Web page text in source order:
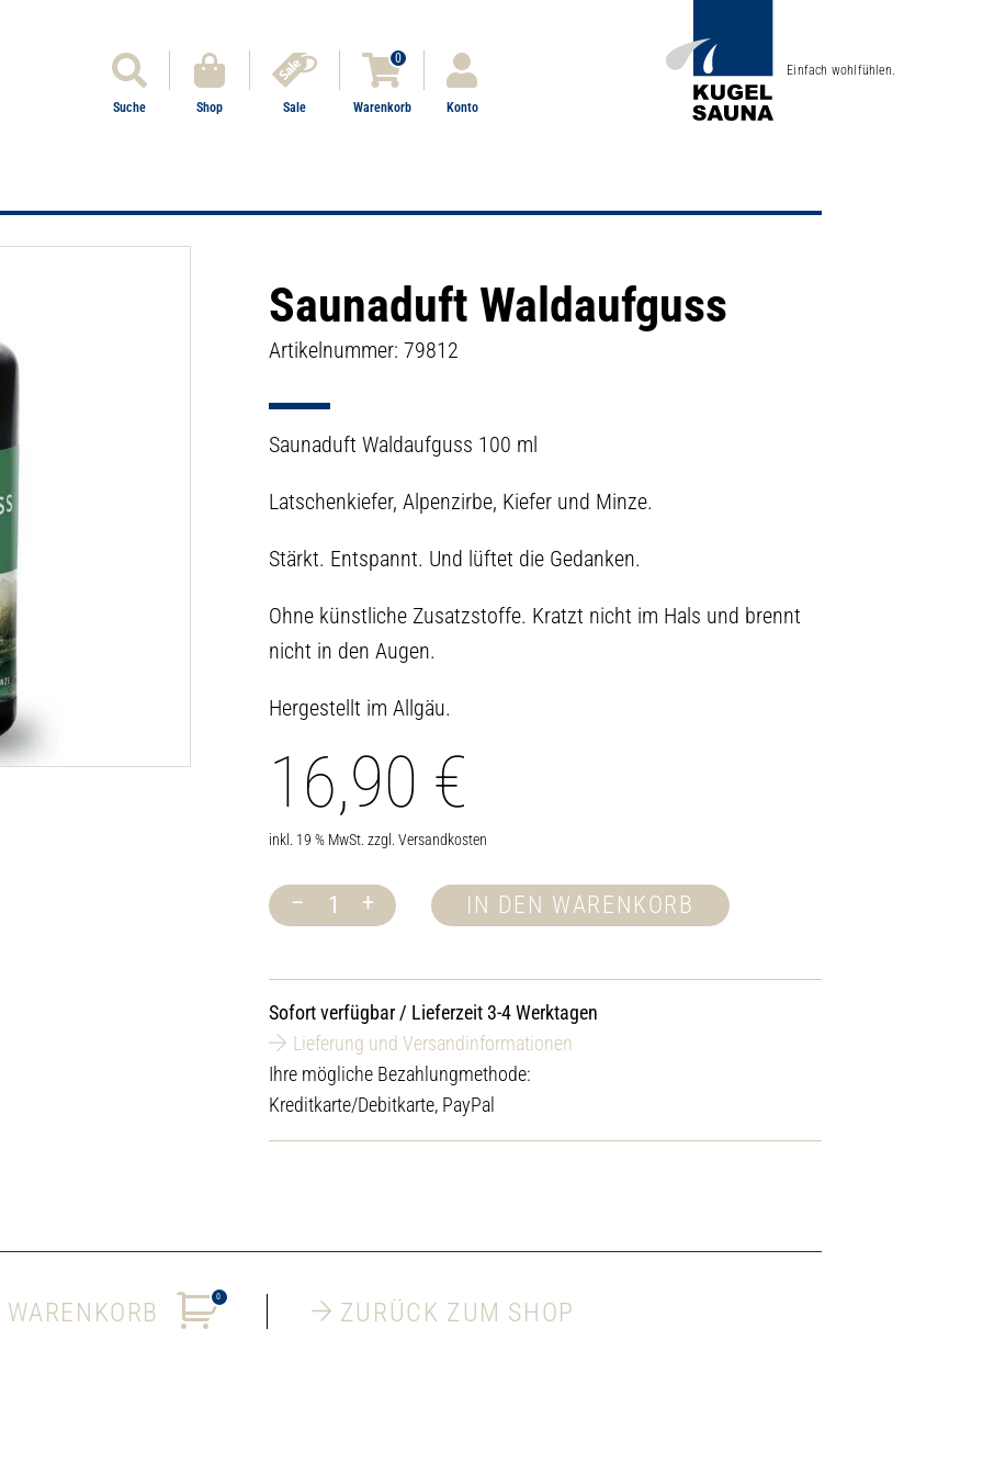
Suche Shop Sale
0
Warenkorb Konto
Einfach wohlfühlen.
Saunaduft Waldaufguss
Artikelnummer: 79812
Saunaduft Waldaufguss 100 ml
Latschenkiefer, Alpenzirbe, Kiefer und Minze.
Stärkt. Entspannt. Und lüftet die Gedanken.
Ohne künstliche Zusatzstoffe. Kratzt nicht im Hals und brennt
nicht in den Augen.
Hergestellt im Allgäu.
16,90 €
inkl. 19 % MwSt. zzgl. Versandkosten
Saunaduft
Waldaufguss
– + IN DEN WARENKORB
Sofort verfügbar / Lieferzeit 3-4 Werktagen
Lieferung und Versandinformationen
Ihre mögliche Bezahlungmethode:
Kreditkarte/Debitkarte, PayPal
0 ZURÜCK ZUM SHOP